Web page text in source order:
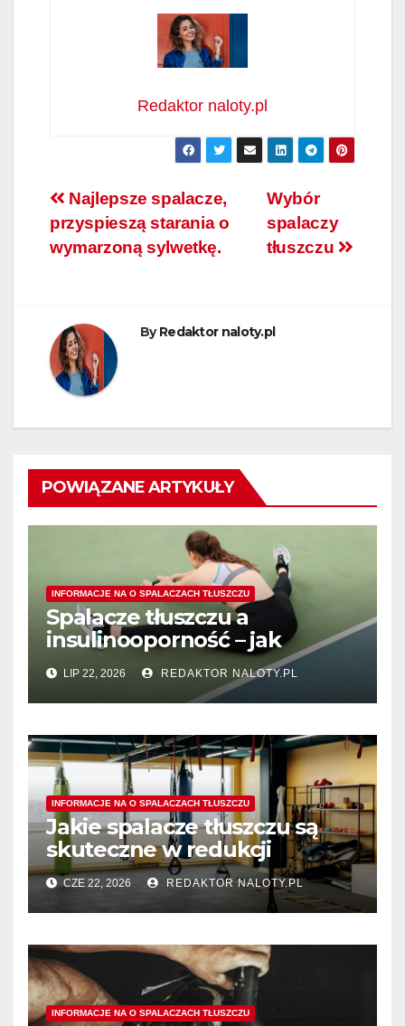
Redaktor naloty.pl
Nawigacja
wpisu
Wybór
spalaczy
tłuszczu
Najlepsze spalacze,
przyspieszą starania o
wymarzoną sylwetkę.
ByRedaktor naloty.pl
POWIĄZANE ARTYKUŁY
INFORMACJE NA O SPALACZACH TŁUSZCZU
Spalacze tłuszczu a
insulinooporność – jak
wspomagają procesy
spalania tłuszczu?
LIP 22, 2026 REDAKTOR NALOTY.PL
INFORMACJE NA O SPALACZACH TŁUSZCZU
Jakie spalacze tłuszczu są
skuteczne w redukcji
tłuszczu z okolic ud?
CZE 22, 2026 REDAKTOR NALOTY.PL
INFORMACJE NA O SPALACZACH TŁUSZCZU